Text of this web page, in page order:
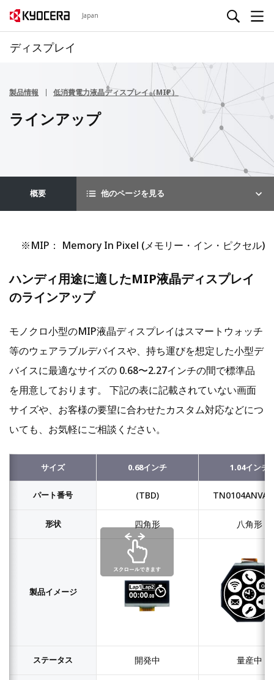
Japan
ディスプレイ
製品情報 低消費電力液晶ディスプレイ（MIP）
ラインアップ
概要 他のページを見る
※MIP： Memory In Pixel (メモリー・イン・ピクセル)
ハンディ用途に適したMIP液晶ディスプレイ
のラインアップ
モノクロ小型のMIP液晶ディスプレイはスマートウォッチ
等のウェアラブルデバイスや、持ち運びを想定した小型デ
バイスに最適なサイズの 0.68〜2.27インチの間で標準品
を⽤意しております。 下記の表に記載されていない画面
サイズや、お客様の要望に合わせたカスタム対応などにつ
いても、お気軽にご相談ください。
サイズ 0.68インチ 1.04インチ
パート番号 (TBD)
形状 四角形 八角形
製品イメージ
ステータス 開発中 量産中